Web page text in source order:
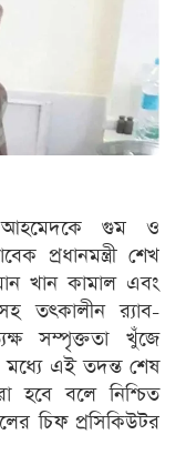
আহমেদকে গুম ও
প্রধানমন্ত্রী শেখ
খান কামাল এবং
তৎকালীন র‍্যাব-
সম্পৃক্ততা খুঁজে
মধ্যে এই তদন্ত শেষ
হবে বলে নিশ্চিত
চিফ প্রসিকিউটর